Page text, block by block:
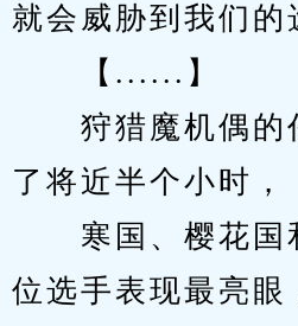
就会威胁到我们的
【......】
狩猎魔机偶的
了将近半个小时，
寒国、樱花国
位选手表现最亮眼